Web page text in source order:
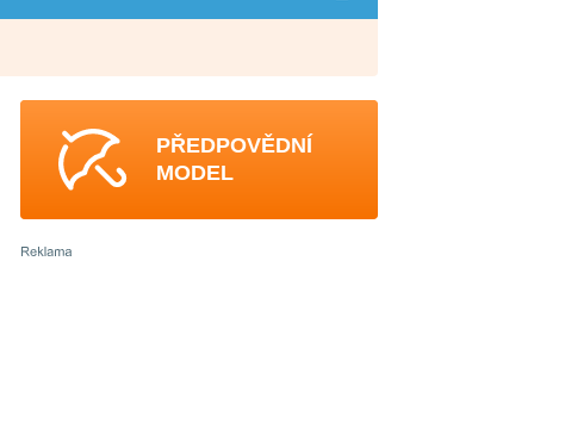
PŘEDPOVĚDNÍ
MODEL